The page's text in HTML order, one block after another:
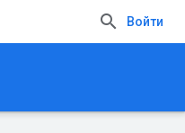
Войти